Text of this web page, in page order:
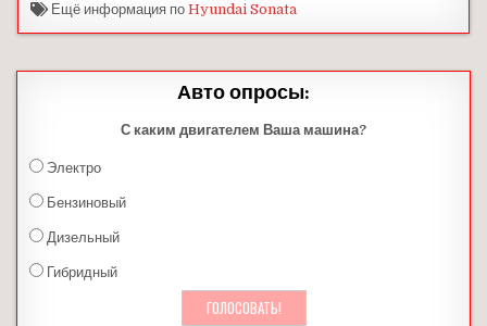
Ещё информация поHyundai Sonata
Авто опросы:
С каким двигателем Ваша машина?
Электро
Бензиновый
Дизельный
Гибридный